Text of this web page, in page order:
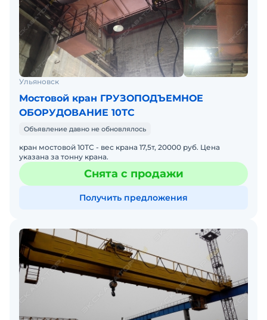
Ульяновск
Мостовой кран ГРУЗОПОДЪЕМНОЕ
ОБОРУДОВАНИЕ 10ТС
Объявление давно не обновлялось
кран мостовой 10ТС - вес крана 17,5т, 20000 руб. Цена
указана за тонну крана.
Снята с продажи
Получить предложения